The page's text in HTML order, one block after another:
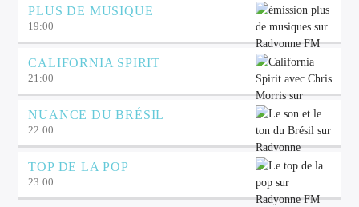
PLUS DE MUSIQUE
19:00
CALIFORNIA SPIRIT
21:00
NUANCE DU BRÉSIL
22:00
TOP DE LA POP
23:00